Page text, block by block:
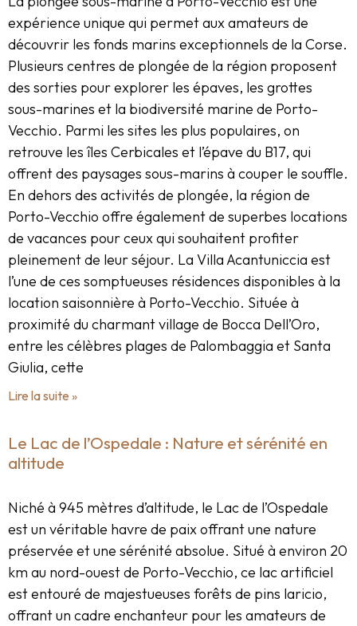
expérience unique qui permet aux amateurs de
découvrir les fonds marins exceptionnels de la Corse.
Plusieurs centres de plongée de la région proposent
des sorties pour explorer les épaves, les grottes
sous-marines et la biodiversité marine de Porto-
Vecchio. Parmi les sites les plus populaires, on
retrouve les îles Cerbicales et l’épave du B17, qui
offrent des paysages sous-marins à couper le souffle.
En dehors des activités de plongée, la région de
Porto-Vecchio offre également de superbes locations
de vacances pour ceux qui souhaitent profiter
pleinement de leur séjour. La Villa Acantuniccia est
l’une de ces somptueuses résidences disponibles à la
location saisonnière à Porto-Vecchio. Située à
proximité du charmant village de Bocca Dell’Oro,
entre les célèbres plages de Palombaggia et Santa
Giulia, cette
Lire la suite »
Le Lac de l’Ospedale : Nature et sérénité en
altitude
Niché à 945 mètres d’altitude, le Lac de l’Ospedale
est un véritable havre de paix offrant une nature
préservée et une sérénité absolue. Situé à environ 20
km au nord-ouest de Porto-Vecchio, ce lac artificiel
est entouré de majestueuses forêts de pins laricio,
offrant un cadre enchanteur pour les amateurs de